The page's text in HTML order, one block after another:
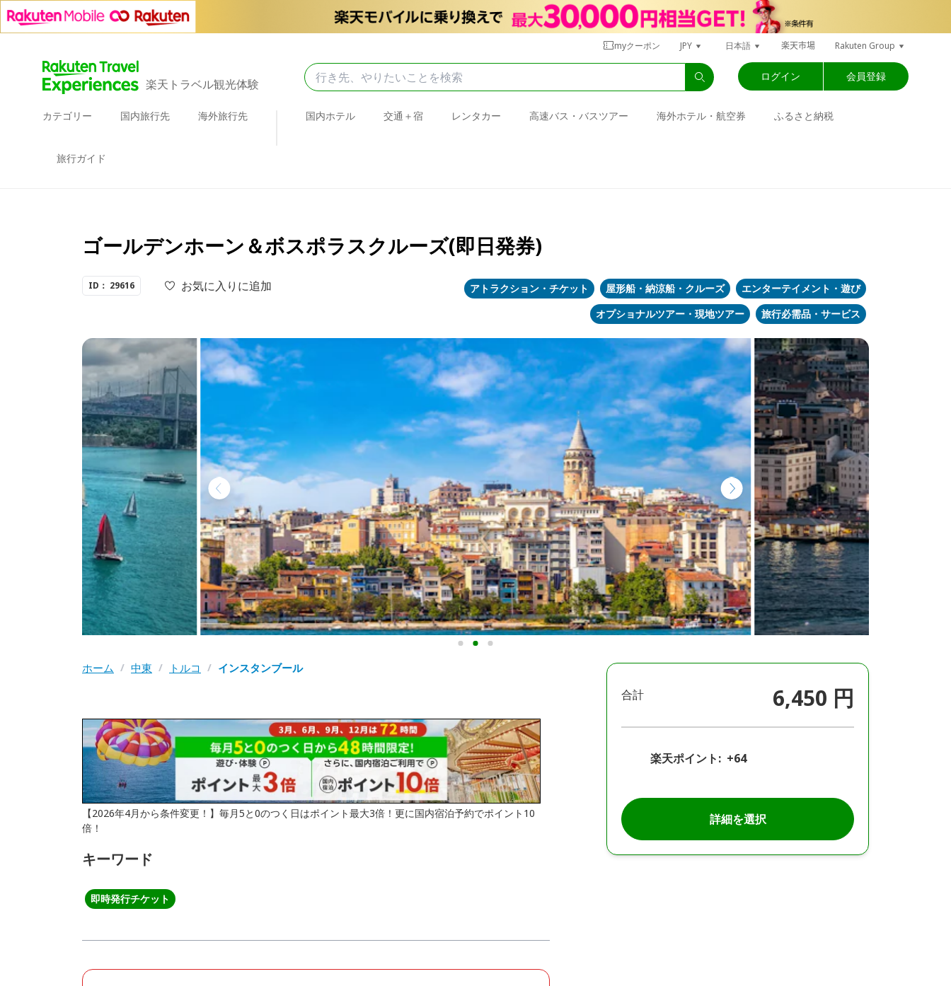
myクーポン JPY 日本語 楽天市場 Rakuten Group
楽天トラベル観光体験
ログイン 会員登録
カテゴリー 国内旅行先 海外旅行先 国内ホテル 交通＋宿 レンタカー 高速バス・バスツアー 海外ホテル・航空券 ふるさと納税
旅行ガイド
ゴールデンホーン＆ボスポラスクルーズ(即日発券)
ID： 29616 お気に入りに追加 アトラクション・チケット 屋形船・納涼船・クルーズ
エンターテイメント・遊び
オプショナルツアー・現地ツアー
旅行必需品・サービス
ホーム / 中東 / トルコ / インスタンブール
【2026年4月から条件変更！】毎月5と0のつく日はポイント最大3倍！更に国内宿泊予約でポイント10
倍！
キーワード
即時発行チケット
合計 6,450 円
楽天ポイント: +64
詳細を選択